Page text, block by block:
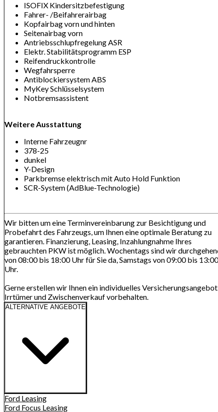
ISOFIX Kindersitzbefestigung
Fahrer- /Beifahrerairbag
Kopfairbag vorn und hinten
Seitenairbag vorn
Antriebsschlupfregelung ASR
Elektr. Stabilitätsprogramm ESP
Reifendruckkontrolle
Wegfahrsperre
Antiblockiersystem ABS
MyKey Schlüsselsystem
Notbremsassistent
Weitere Ausstattung
Interne Fahrzeugnr
378-25
dunkel
Y-Design
Parkbremse elektrisch mit Auto Hold Funktion
SCR-System (AdBlue-Technologie)
Wir bitten um eine Terminvereinbarung zur Besichtigung und
Probefahrt des Fahrzeugs, um Ihnen eine optimale Beratung zu
garantieren. Finanzierung, Leasing, Inzahlungnahme Ihres
gebrauchten PKW ist möglich. Wochentags sind wir
von 08:00 bis 18:00 Uhr für Sie da, Samstags von 09:00 bis 13:00
Uhr.
Gerne erstellen wir Ihnen ein individuelles
Irrtümer und Zwischenverkauf vorbehalten.
ALTERNATIVE ANGEBOTE
Ford Leasing
Ford Focus Leasing